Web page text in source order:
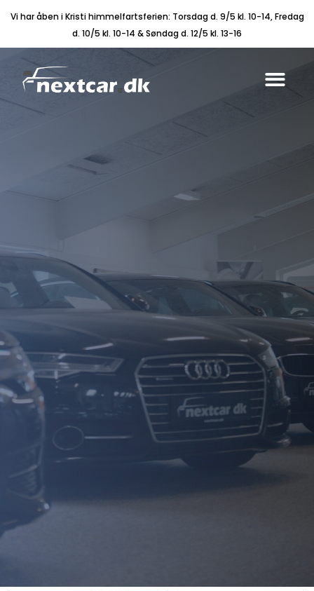
Vi har åben i Kristi himmelfartsferien: Torsdag d. 9/5 kl. 10-14, Fredag
d. 10/5 kl. 10-14 & Søndag d. 12/5 kl. 13-16